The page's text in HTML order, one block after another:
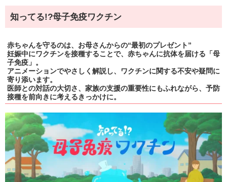
知ってる!?母子免疫ワクチン
赤ちゃんを守るのは、お母さんからの“最初のプレゼント”
妊娠中にワクチンを接種することで、赤ちゃんに抗体を届ける「母
子免疫」。
アニメーションでやさしく解説し、ワクチンに関する不安や疑問に
寄り添います。
医師との対話の大切さ、家族の支援の重要性にもふれながら、予防
接種を前向きに考えるきっかけに。